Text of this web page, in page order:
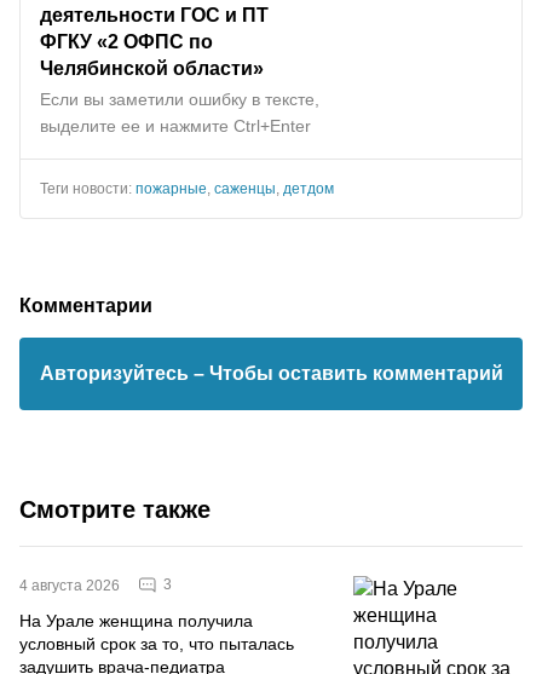
деятельности ГОС и ПТ
ФГКУ «2 ОФПС по
Челябинской области»
Если вы заметили ошибку в тексте,
выделите ее и нажмите Ctrl+Enter
Теги новости: пожарные саженцы детдом
Комментарии
Авторизуйтесь – Чтобы оставить комментарий
Смотрите также
4 августа 2026 3
На Урале женщина получила
условный срок за то, что пыталась
задушить врача-педиатра